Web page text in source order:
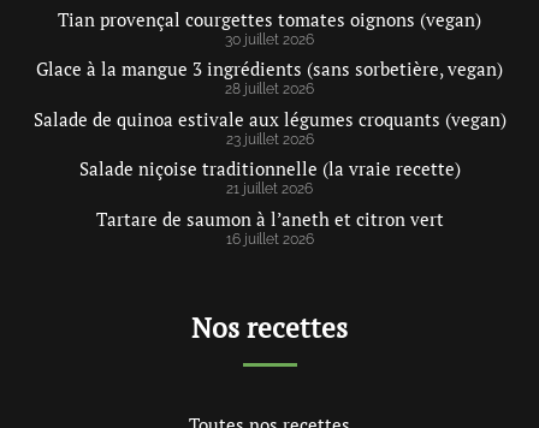
Tian provençal courgettes tomates oignons (vegan)
30 juillet 2026
Glace à la mangue 3 ingrédients (sans sorbetière, vegan)
28 juillet 2026
Salade de quinoa estivale aux légumes croquants (vegan)
23 juillet 2026
Salade niçoise traditionnelle (la vraie recette)
21 juillet 2026
Tartare de saumon à l’aneth et citron vert
16 juillet 2026
Nos recettes